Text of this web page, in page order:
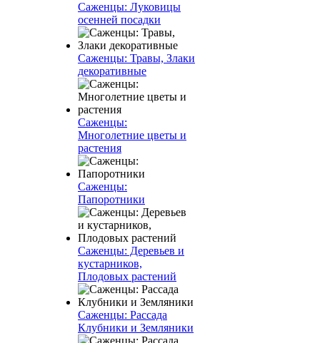
Саженцы: Луковицы
осенней посадки
Саженцы: Травы, Злаки
декоративные
Саженцы:
Многолетние цветы и
растения
Саженцы:
Папоротники
Саженцы: Деревьев и
кустарников,
Плодовых растений
Саженцы: Рассада
Клубники и Земляники